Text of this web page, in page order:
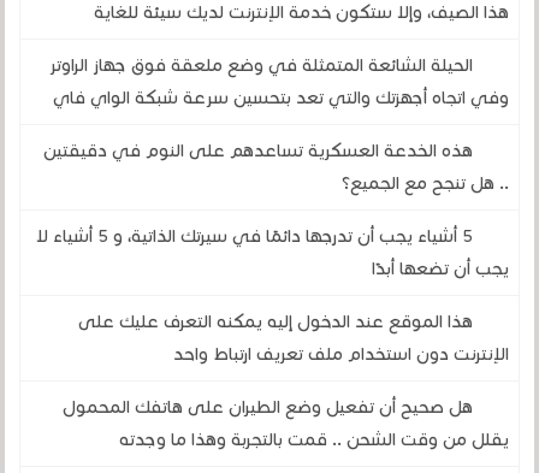
هذا الصيف، وإلا ستكون خدمة الإنترنت لديك سيئة للغاية
الحيلة الشائعة المتمثلة في وضع ملعقة فوق جهاز الراوتر
وفي اتجاه أجهزتك والتي تعد بتحسين سرعة شبكة الواي فاي
هذه الخدعة العسكرية تساعدهم على النوم في دقيقتين
.. هل تنجح مع الجميع؟
5 أشياء يجب أن تدرجها دائمًا في سيرتك الذاتية، و 5 أشياء لا
يجب أن تضعها أبدًا
هذا الموقع عند الدخول إليه يمكنه التعرف عليك على
الإنترنت دون استخدام ملف تعريف ارتباط واحد
هل صحيح أن تفعيل وضع الطيران على هاتفك المحمول
يقلل من وقت الشحن .. قمت بالتجربة وهذا ما وجدته